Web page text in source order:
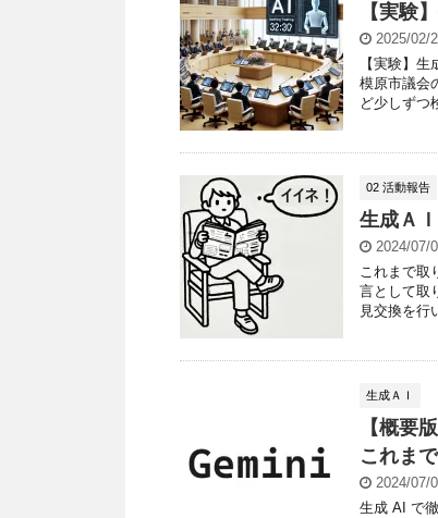
【実験
2025/02/
【実験】
模原市議会
ど少しずつ
02 活動報告
生成Ａ
2024/07/
これまで取
言として取
見交換を行
生成ＡＩ
【概要
これま
2024/07/
生成 AI で